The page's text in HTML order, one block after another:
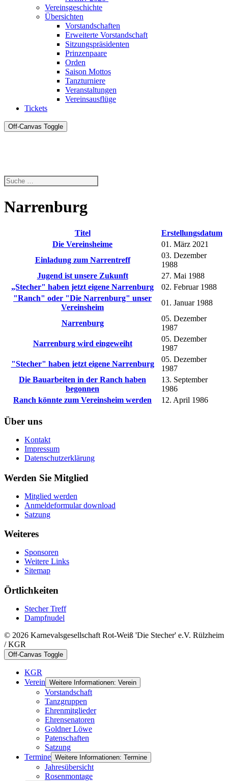
Vereinsgeschichte
Übersichten
Vorstandschaften
Erweiterte Vorstandschaft
Sitzungspräsidenten
Prinzenpaare
Orden
Saison Mottos
Tanzturniere
Veranstaltungen
Vereinsausflüge
Tickets
Off-Canvas Toggle
Narrenburg
Titel
Erstellungsdatum
Die Vereinsheime
01. März 2021
Einladung zum Narrentreff
03. Dezember
1988
Jugend ist unsere Zukunft
27. Mai 1988
„Stecher" haben jetzt eigene Narrenburg
02. Februar 1988
"Ranch" oder "Die Narrenburg" unser
Vereinsheim
01. Januar 1988
Narrenburg
05. Dezember
1987
Narrenburg wird eingeweiht
05. Dezember
1987
"Stecher" haben jetzt eigene Narrenburg
05. Dezember
1987
Die Bauarbeiten in der Ranch haben
begonnen
13. September
1986
Ranch könnte zum Vereinsheim werden
12. April 1986
Über uns
Kontakt
Impressum
Datenschutzerklärung
Werden Sie Mitglied
Mitglied werden
Anmeldeformular download
Satzung
Weiteres
Sponsoren
Weitere Links
Sitemap
Örtlichkeiten
Stecher Treff
Dampfnudel
© 2026 Karnevalsgesellschaft Rot-Weiß 'Die Stecher' e.V. Rülzheim
/ KGR
Off-Canvas Toggle
KGR
Verein Weitere Informationen: Verein
Vorstandschaft
Tanzgruppen
Ehrenmitglieder
Ehrensenatoren
Goldner Löwe
Patenschaften
Satzung
Termine Weitere Informationen: Termine
Jahresübersicht
Rosenmontage